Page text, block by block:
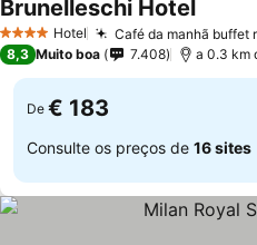
4 EstrelasHotel Café da manhã buffet
Brunelleschi Hotel
8,3 Muito boa 7.408 a 0.3 km
De € 183
Consulte os preços de 16 sites